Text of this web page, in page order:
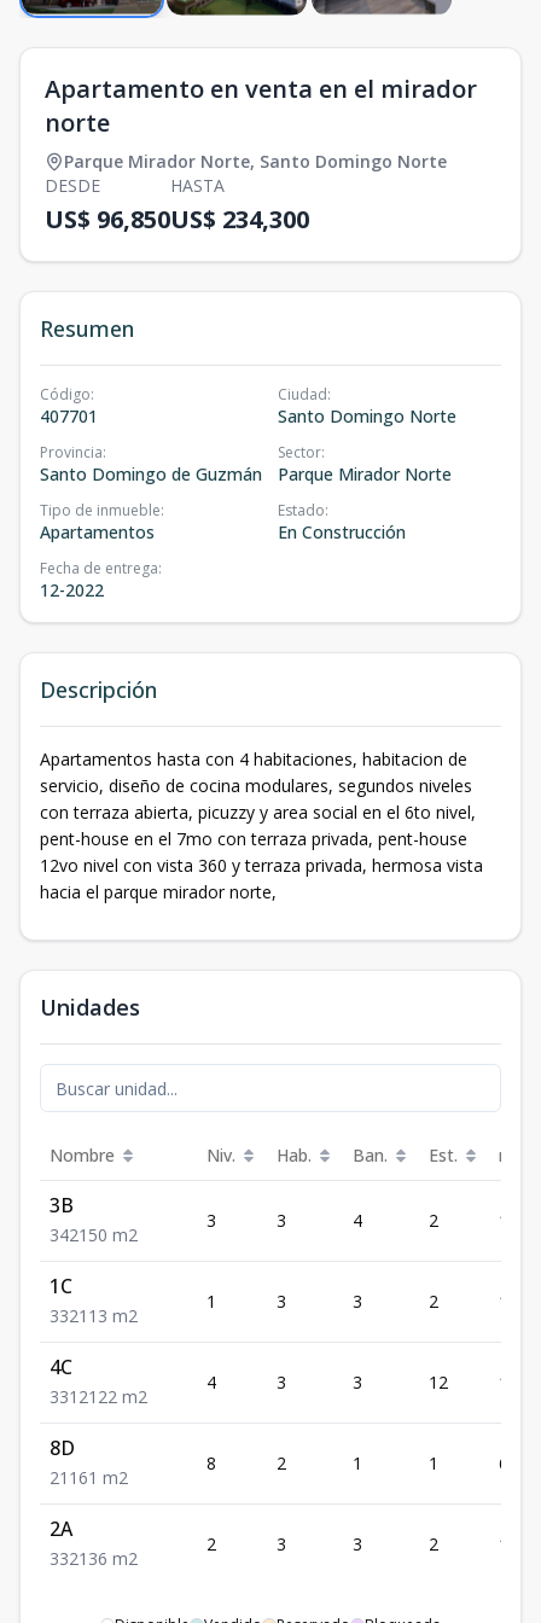
Apartamento en venta en el mirador
norte
Parque Mirador Norte, Santo Domingo Norte
DESDE
US$ 96,850
HASTA
US$ 234,300
Resumen
Código:
407701
Ciudad:
Santo Domingo Norte
Provincia:
Santo Domingo de Guzmán
Sector:
Parque Mirador Norte
Tipo de inmueble:
Apartamentos
Estado:
En Construcción
Fecha de entrega:
12-2022
Descripción
Apartamentos hasta con 4 habitaciones, habitacion de
servicio, diseño de cocina modulares, segundos niveles
con terraza abierta, picuzzy y area social en el 6to nivel,
pent-house en el 7mo con terraza privada, pent-house
12vo nivel con vista 360 y terraza privada, hermosa vista
hacia el parque mirador norte,
Unidades
Nombre Niv. Hab. Ban. Est. m²
3B
342150 m2
3 3 4 2 150
1C
332113 m2
1 3 3 2 113
4C
3312122 m2
4 3 3 12 122
8D
21 1 61 m2
8 2 1 1 61
2A
332136 m2
2 3 3 2 136